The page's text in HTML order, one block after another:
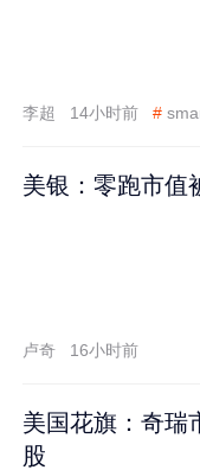
李超 14小时前 #
美银：零跑市值
卢奇 16小时前
美国花旗：奇瑞
股